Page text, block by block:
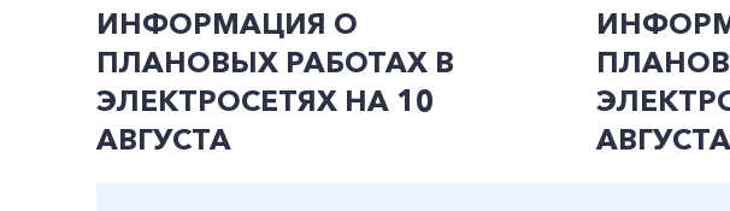
ИНФОРМАЦИЯ О
ПЛАНОВЫХ РАБОТАХ В
ЭЛЕКТРОСЕТЯХ НА 10
АВГУСТА
АВГУСТА